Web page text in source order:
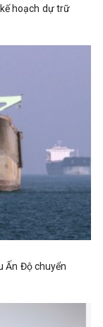
hoạch dự trữ
Ấn Độ chuyển